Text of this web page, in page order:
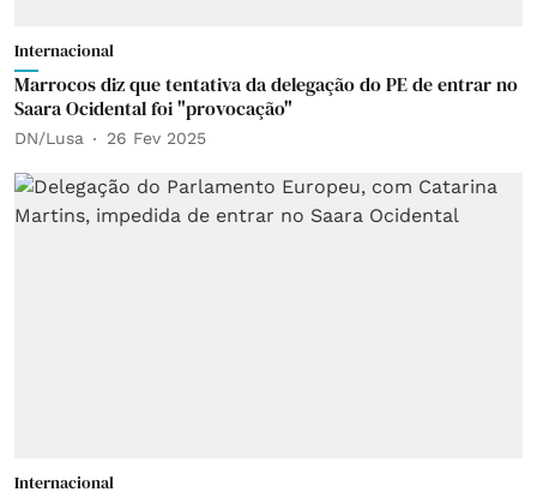
Internacional
Marrocos diz que tentativa da delegação do PE de entrar no
Saara Ocidental foi "provocação"
DN/Lusa 26 Fev 2025
Internacional